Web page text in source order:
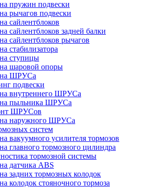
пружин подвески
рычагов подвески
сайлентблоков
сайлентблоков задней балки
сайлентблоков рычагов
стабилизатора
ступицы
шаровой опоры
ШРУСа
подвески
внутреннего ШРУСа
пыльника ШРУСа
ШРУСов
наружного ШРУСа
систем
вакуумного усилителя тормозов
главного тормозного цилиндра
тормозной системы
датчика ABS
задних тормозных колодок
колодок стояночного тормоза